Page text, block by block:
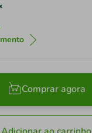
Comprar agora